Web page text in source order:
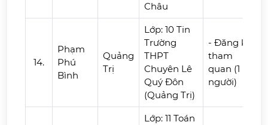
Châu
14.
Phạm
Phú
Bình
Quảng
Trị
Lớp: 10 Tin
Trường
THPT
Chuyên Lê
Quý Đôn
(Quảng Trị)
- Đăng ký
tham
quan (1
người)
Lớp: 11 Toán